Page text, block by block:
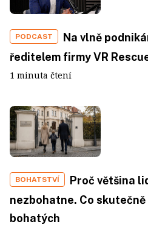
PODCAST
Na vlně
ředitelem firmy VR
1 minuta čtení
BOHATSTVÍ
Proč většina
nezbohatne. Co
bohatých